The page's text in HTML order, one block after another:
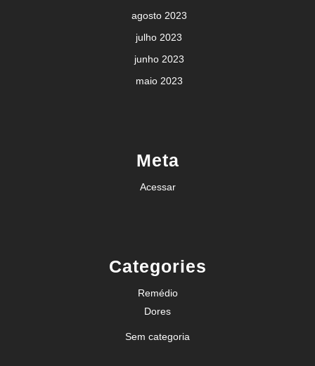
agosto 2023
julho 2023
junho 2023
maio 2023
Meta
Acessar
Categories
Remédio
Dores
Sem categoria